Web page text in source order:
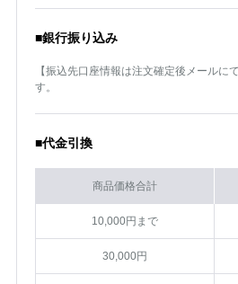
■銀行振り込み
【振込先口座情報は注文確定後メールに
す。
■代金引換
商品価格合計
10,000円まで
30,000円